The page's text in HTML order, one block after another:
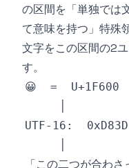
の区間を「単独では
て意味を持つ」特殊
文字をこの区間の2
す。